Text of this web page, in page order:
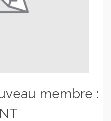
membre :